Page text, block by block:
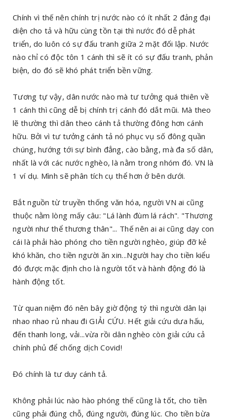
Chính vì thế nên chính trị nước nào có ít nhất 2 đảng đại
diện cho tả và hữu cùng tồn tại thì nước đó dễ phát
triển, do luôn có sự đấu tranh giữa 2 mặt đối lập. Nước
nào chỉ có độc tôn 1 cánh thì sẽ ít có sự đấu tranh, phản
biện, do đó sẽ khó phát triển bền vững.
Tương tự vậy, dân nước nào mà tư tưởng quá thiên về
1 cánh thì cũng dễ bị chính trị cánh đó dắt mũi. Mà theo
lẽ thường thì dân theo cánh tả thường đông hơn cánh
hữu. Bởi vì tư tưởng cánh tả nó phục vụ số đông quần
chúng, hướng tới sự bình đẳng, cào bằng, mà đa số dân,
nhất là với các nước nghèo, là nằm trong nhóm đó. VN là
1 ví dụ. Mình sẽ phân tích cụ thể hơn ở bên dưới.
Bắt nguồn từ truyền thống văn hóa, người VN ai cũng
thuộc nằm lòng mấy câu: "Lá lành đùm lá rách". "Thương
người như thể thương thân"... Thế nên ai ai cũng dạy con
cái là phải hào phóng cho tiền người nghèo, giúp đỡ kẻ
khó khăn, cho tiền người ăn xin...Người hay cho tiền kiểu
đó được mặc định cho là người tốt và hành động đó là
hành động tốt.
Từ quan niệm đó nên bây giờ động tý thì người dân lại
nhao nhao rủ nhau đi GIẢI CỨU. Hết giải cứu dưa hấu,
đến thanh long, vải...vừa rồi dân nghèo còn giải cứu cả
chính phủ để chống dịch Covid!
Đó chính là tư duy cánh tả.
Không phải lúc nào hào phóng thế cũng là tốt, cho tiền
cũng phải đúng chỗ, đúng người, đúng lúc. Cho tiền bừa